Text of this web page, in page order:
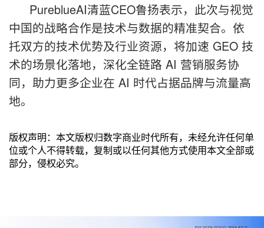
PureblueAI清蓝CEO鲁扬表示，此次与视觉
中国的战略合作是技术与数据的精准契合。依
托双方的技术优势及行业资源，将加速 GEO 技
术的场景化落地，深化全链路 AI 营销服务协
同，助力更多企业在 AI 时代占据品牌与流量高
地。
版权声明：本文版权归数字商业时代所有，未经允许任何单
位或个人不得转载，复制或以任何其他方式使用本文全部或
部分，侵权必究。